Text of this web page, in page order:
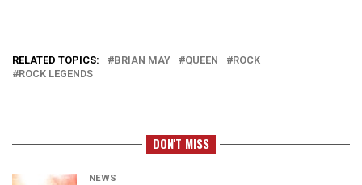
RELATED TOPICS: BRIAN MAY QUEEN
ROCK
ROCK LEGENDS
DON'T MISS
NEWS